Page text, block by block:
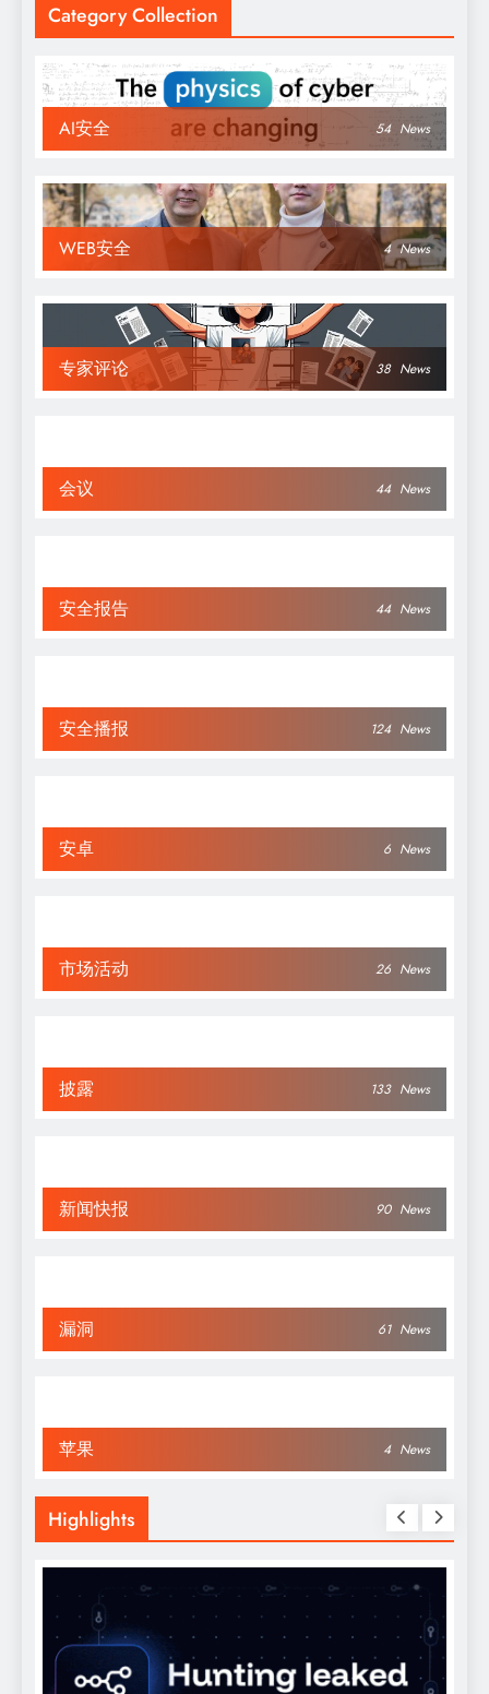
Category Collection
AI安全 54 News
WEB安全 4 News
专家评论 38 News
会议 44 News
安全报告 44 News
安全播报 124 News
安卓 6 News
市场活动 26 News
披露 133 News
新闻快报 90 News
漏洞 61 News
苹果 4 News
Highlights